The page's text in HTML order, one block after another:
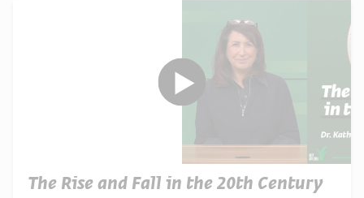
The Rise and Fall in the 20th Century